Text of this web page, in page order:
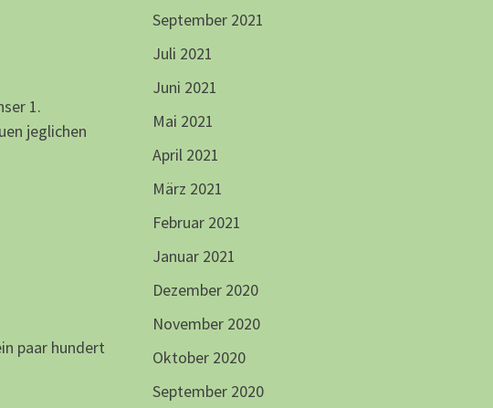
1.
jeglichen
paar hundert
September 2021
Juli 2021
Juni 2021
Mai 2021
April 2021
März 2021
Februar 2021
Januar 2021
Dezember 2020
November 2020
Oktober 2020
September 2020